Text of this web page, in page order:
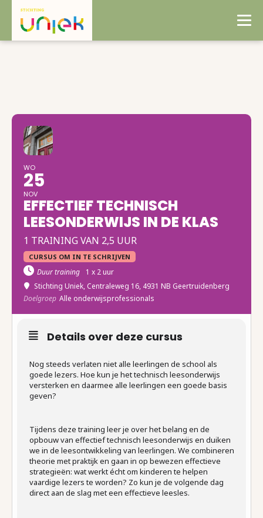
WO
25
NOV
EFFECTIEF TECHNISCH
LEESONDERWIJS IN DE KLAS
1 TRAINING VAN 2,5 UUR
CURSUS OM IN TE SCHRIJVEN
Duur training
1 x 2 uur
Stichting Uniek, Centraleweg 16, 4931 NB Geertruidenberg
Doelgroep Alle onderwijsprofessionals
Details over deze cursus
Nog steeds verlaten niet alle leerlingen de school als
goede lezers. Hoe kun je het technisch leesonderwijs
versterken en daarmee alle leerlingen een goede basis
geven?
Tijdens deze training leer je over het belang en de
opbouw van effectief technisch leesonderwijs en duiken
we in de leesontwikkeling van leerlingen. We combineren
theorie met praktijk en gaan in op bewezen effectieve
strategieën: wat werkt écht om kinderen te helpen
vaardige lezers te worden? Zo kun je de volgende dag
direct aan de slag met een effectieve leesles.